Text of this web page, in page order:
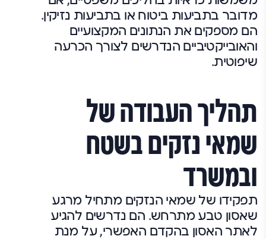
מדובר בתביעות ביטוח או בתביעות נזיקין.
הם מספקים את הנתונים המקצועיים
והאובייקטיביים הנדרשים לצורך הכרעה
שיפוטית.
תהליך העבודה של
שמאי נזקים בשטח
ובמשרד
תפקידו של שמאי הנזקים מתחיל מרגע
שאסון טבע מתרחש. הם נדרשים להגיע
לאתר האסון בהקדם האפשרי, על מנת